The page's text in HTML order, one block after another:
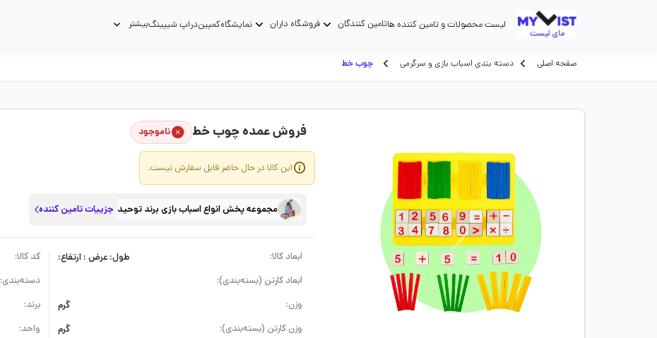
لیست محصولات و تامین کننده هاتامین کنندگان فروشگاه داران نمایشگاهکمپیندراپ شیپینگبیشتر
صفحه اصلی دسته بندی اسباب بازی و سرگرمی چوب خط
فروش عمده چوب خط ناموجود
این کالا در حال حاضر قابل سفارش نیست.
مجموعه پخش انواع اسباب بازی برند توحید جزییات تامین کننده
ابعاد کالا: طول: عرض : ارتفاع:
ابعاد کارتن (بسته‌بندی):
وزن:
گرم
وزن کارتن (بسته‌بندی): گرم
کد کالا:
دسته‌بندی:
برند:
واحد: